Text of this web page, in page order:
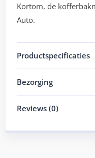
Kortom, de
Auto.
Productspecificaties
Bezorging
Reviews (0)